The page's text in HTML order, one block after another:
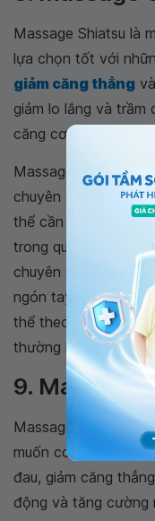
Massage Shiatsu là
lựa chọn tốt với
giảm căng thẳng
giảm lo lắng và trầm
căng cơ.
Massage Shiatsu
chuyên viên trị liệu
thể cần được chú ý
trong quá trình
chuyên viên trị liệu
ngón tay cái để
thể theo nhịp điệu.
thường kéo dài 60 -
9. Massage
Massage kiểu Thái
muốn có một hình
đau, giảm căng
động và tăng cường